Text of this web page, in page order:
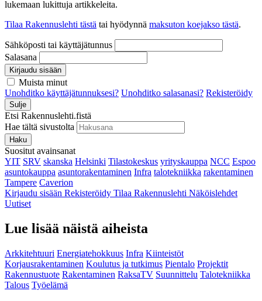
lukemaan lukittuja artikkeleita.
Tilaa Rakennuslehti tästä tai hyödynnä maksuton koejakso tästä.
Sähköposti tai käyttäjätunnus
Salasana
Kirjaudu sisään
Muista minut
Unohditko käyttäjätunnuksesi? Unohditko salasanasi? Rekisteröidy
Sulje
Etsi Rakennuslehti.fistä
Hae tältä sivustolta
Haku
Suositut avainsanat
YIT SRV skanska Helsinki Tilastokeskus yrityskauppa NCC Espoo
asuntokauppa asuntorakentaminen Infra talotekniikka rakentaminen
Tampere Caverion
Kirjaudu sisään Rekisteröidy Tilaa Rakennuslehti Näköislehdet
Uutiset
Lue lisää näistä aiheista
Arkkitehtuuri Energiatehokkuus Infra Kiinteistöt
Korjausrakentaminen Koulutus ja tutkimus Pientalo Projektit
Rakennustuote Rakentaminen RaksaTV Suunnittelu Talotekniikka
Talous Työelämä